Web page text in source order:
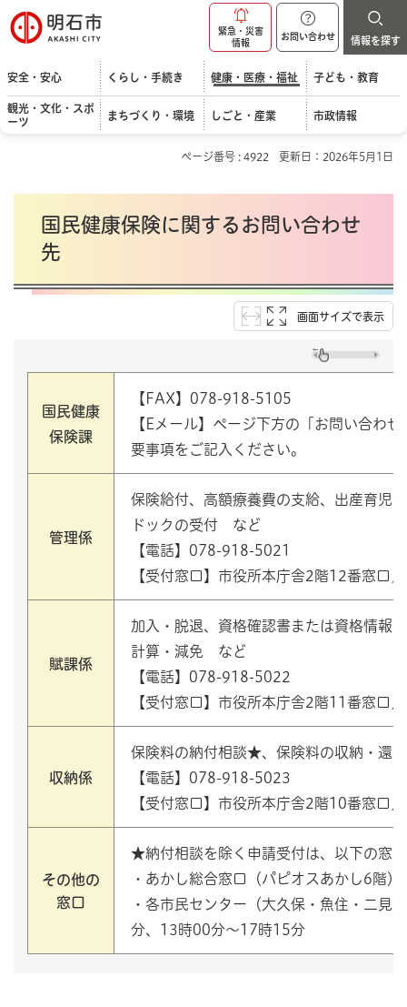
明石市
緊急・災害
情報
お問い合わせ 情報を探す
安全・安心 くらし・手続き 健康・医療・福祉 子ども・教育
観光・文化・スポ
ーツ
まちづくり・環境 しごと・産業 市政情報
ページ番号 : 4922 更新日：2026年5月1日
国民健康保険に関するお問い合わせ
先
画面サイズで表示
国民健康
保険課
【FAX】078-918-5105
【Eメール】ページ下方の「お問い合わ
要事項をご記入ください。
管理係
保険給付、高額療養費の支給、出産育児
ドックの受付 など
【電話】078-918-5021
【受付窓口】市役所本庁舎2階12番窓口
賦課係
加入・脱退、資格確認書または資格情報
計算・減免 など
【電話】078-918-5022
【受付窓口】市役所本庁舎2階11番窓口
収納係
保険料の納付相談★、保険料の収納・還
【電話】078-918-5023
【受付窓口】市役所本庁舎2階10番窓口
その他の
窓口
★納付相談を除く申請受付は、以下の窓
・あかし総合窓口（パピオスあかし6階
・各市民センター（大久保・魚住・二見
分、13時00分～17時15分